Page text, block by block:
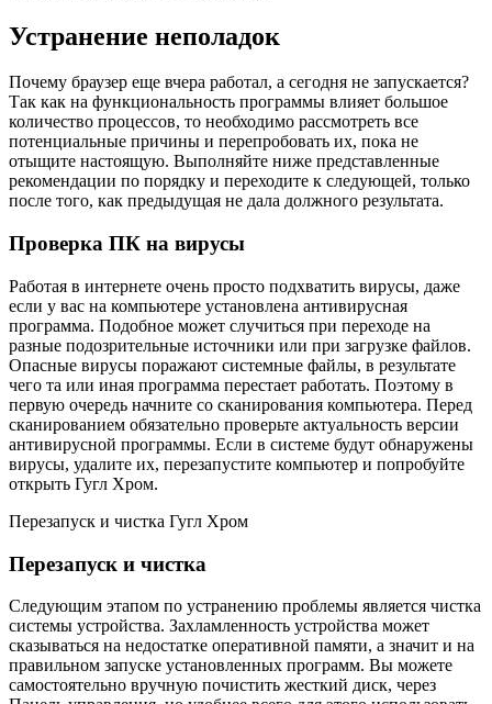
Устранение неполадок
Почему браузер еще вчера работал, а сегодня не запускается?
Так как на функциональность программы влияет большое
количество процессов, то необходимо рассмотреть все
потенциальные причины и перепробовать их, пока не
отыщите настоящую. Выполняйте ниже представленные
рекомендации по порядку и переходите к следующей, только
после того, как предыдущая не дала должного результата.
Проверка ПК на вирусы
Работая в интернете очень просто подхватить вирусы, даже
если у вас на компьютере установлена антивирусная
программа. Подобное может случиться при переходе на
разные подозрительные источники или при загрузке файлов.
Опасные вирусы поражают системные файлы, в результате
чего та или иная программа перестает работать. Поэтому в
первую очередь начните со сканирования компьютера. Перед
сканированием обязательно проверьте актуальность версии
антивирусной программы. Если в системе будут обнаружены
вирусы, удалите их, перезапустите компьютер и попробуйте
открыть Гугл Хром.
Перезапуск и чистка Гугл Хром
Перезапуск и чистка
Следующим этапом по устранению проблемы является чистка
системы устройства. Захламленность устройства может
сказываться на недостатке оперативной памяти, а значит и на
правильном запуске установленных программ. Вы можете
самостоятельно вручную почистить жесткий диск, через